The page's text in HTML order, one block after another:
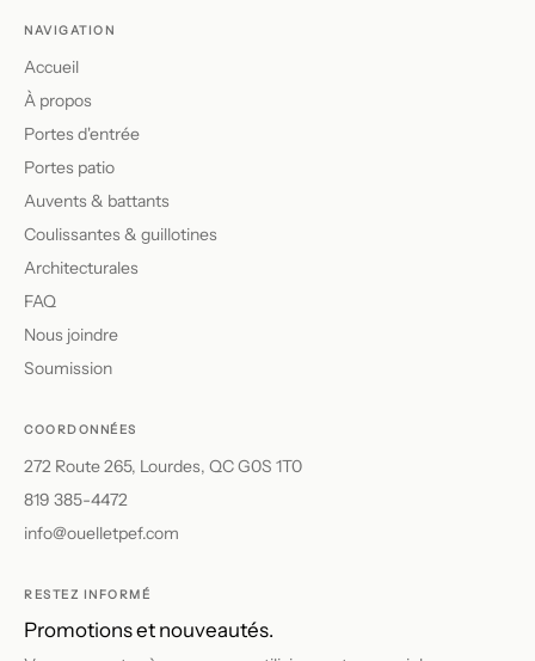
NAVIGATION
Accueil
À propos
Portes d'entrée
Portes patio
Auvents & battants
Coulissantes & guillotines
Architecturales
FAQ
Nous joindre
Soumission
COORDONNÉES
272 Route 265, Lourdes, QC G0S 1T0
819 385-4472
info@ouelletpef.com
RESTEZ INFORMÉ
Promotions et nouveautés.